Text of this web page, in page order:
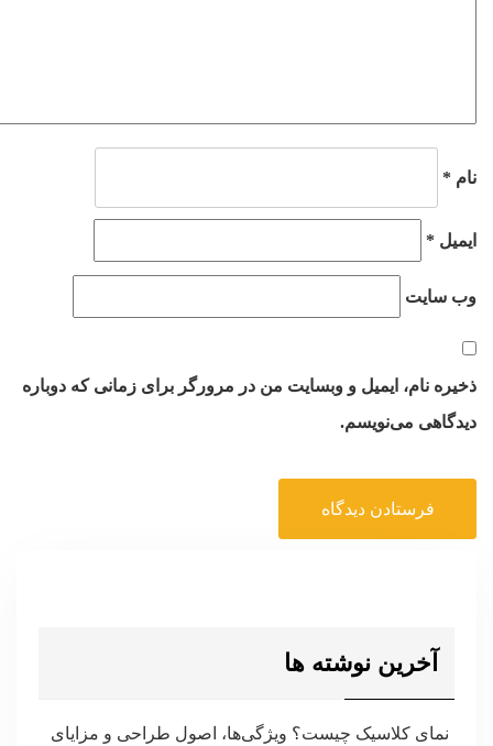
نام *
ایمیل *
وب‌ سایت
ذخیره نام، ایمیل و وبسایت من در مرورگر برای زمانی که دوباره
دیدگاهی می‌نویسم.
آخرین نوشته ها
نمای کلاسیک چیست؟ ویژگی‌ها، اصول طراحی و مزایای